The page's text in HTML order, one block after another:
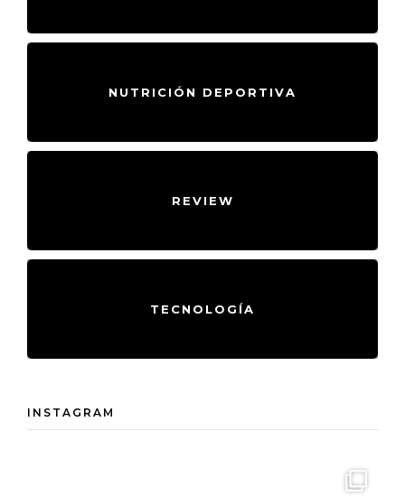
NUTRICIÓN DEPORTIVA
REVIEW
TECNOLOGÍA
INSTAGRAM